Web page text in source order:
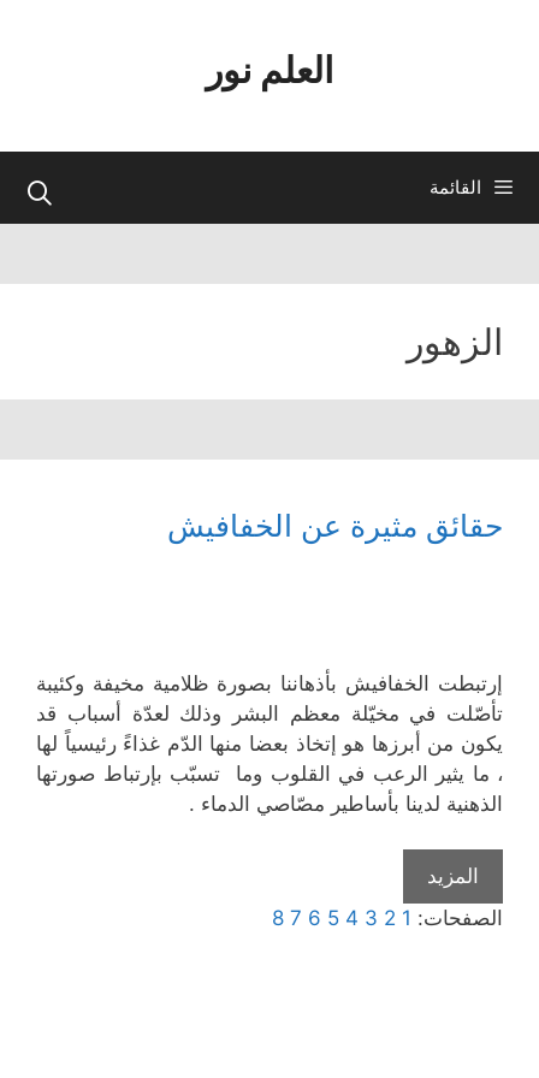
العلم نور
القائمة
الزهور
حقائق مثيرة عن الخفافيش
إرتبطت الخفافيش بأذهاننا بصورة ظلامية مخيفة وكئيبة
تأصّلت في مخيّلة معظم البشر وذلك لعدّة أسباب قد
يكون من أبرزها هو إتخاذ بعضا منها الدّم غذاءً رئيسياً لها
، ما يثير الرعب في القلوب وما تسبّب بإرتباط صورتها
الذهنية لدينا بأساطير مصّاصي الدماء .
المزيد
الصفحات: 1
2
3
4
5
6
7
8